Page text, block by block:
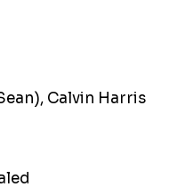
Calvin Harris